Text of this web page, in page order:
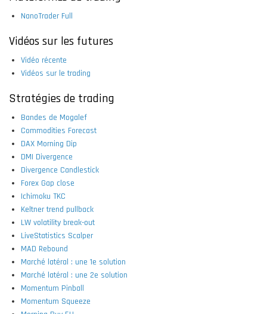
NanoTrader Full
Vidéos sur les futures
Vidéo récente
Vidéos sur le trading
Stratégies de trading
Bandes de Mogalef
Commodities Forecast
DAX Morning Dip
DMI Divergence
Divergence Candlestick
Forex Gap close
Ichimoku TKC
Keltner trend pullback
LW volatility break-out
LiveStatistics Scalper
MAD Rebound
Marché latéral : une 1e solution
Marché latéral : une 2e solution
Momentum Pinball
Momentum Squeeze